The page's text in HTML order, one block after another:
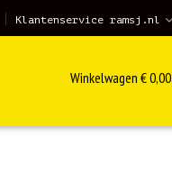
Klantenservice ramsj.nl
Winkelwagen €0,00